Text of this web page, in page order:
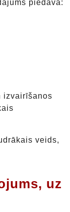
piedāvā:
izvairīšanos
uz